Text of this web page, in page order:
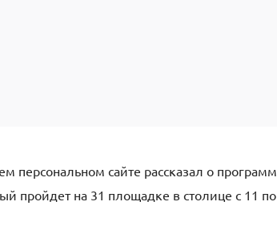
персональном сайте рассказал о
пройдет на 31 площадке в столице с 11